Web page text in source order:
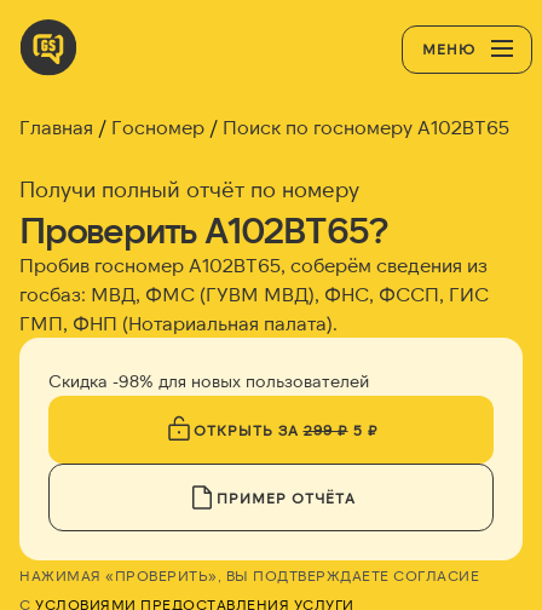
МЕНЮ
Главная Госномер Поиск по госномеру А102ВТ65
Получи полный отчёт по номеру
Проверить А102ВТ65?
Пробив госномер А102ВТ65, соберём сведения из
госбаз: МВД, ФМС (ГУВМ МВД), ФНС, ФССП, ГИС
ГМП, ФНП (Нотариальная палата).
Скидка -98% для новых пользователей
ОТКРЫТЬ ЗА299 ₽5 ₽
ПРИМЕР ОТЧЁТА
НАЖИМАЯ «ПРОВЕРИТЬ», ВЫ ПОДТВЕРЖДАЕТЕ СОГЛАСИЕ
С УСЛОВИЯМИ ПРЕДОСТАВЛЕНИЯ УСЛУГИ